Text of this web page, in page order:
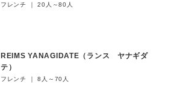
フレンチ ｜ 20人～80人
REIMS YANAGIDATE（ランス ヤナギダ
テ）
フレンチ ｜ 8人～70人